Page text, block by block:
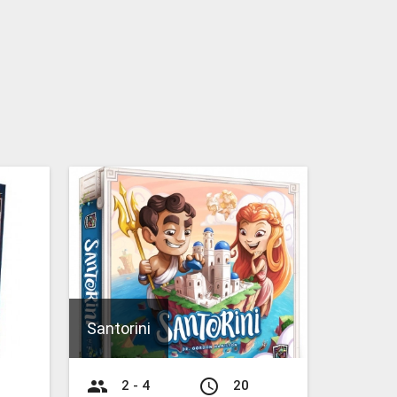
Santorini
group 2 - 4 access_time 20